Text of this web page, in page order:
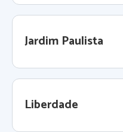
Jardim Paulista
Liberdade